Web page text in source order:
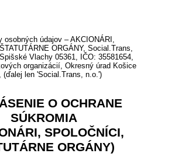
osobných údajov – AKCIONÁRI,
ORGÁNY, Social.Trans,
Vlachy 05361, IČO: 35581654,
organizácií, Okresný úrad Košice
(ďalej len 'Social.Trans, n.o.')
O OCHRANE
SÚKROMIA
SPOLOČNÍCI,
ORGÁNY)